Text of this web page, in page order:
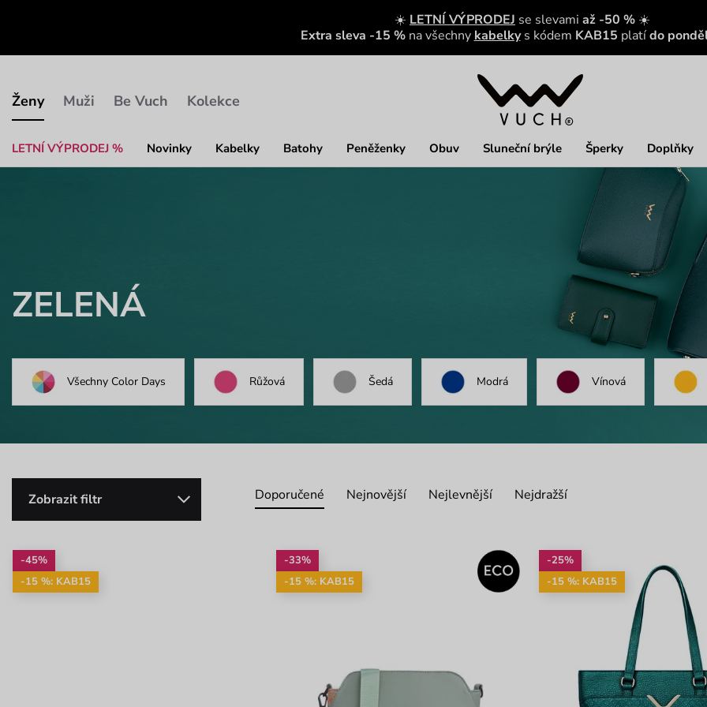
☀️ LETNÍ VÝPRODEJ se slevami až -50 % ☀️
Extra sleva -15 % na všechny kabelky s kódem KAB15 platído
Ženy
LETNÍ VÝPRODEJ % Novinky Kabelky Batohy Peněženky Obuv Sluneční brýle Šperky Doplňky
Muži Be Vuch Kolekce
ZELENÁ
Všechny Color Days Růžová Šedá Modrá Vínová
Zobrazit filtr Doporučené Nejnovější Nejlevnější Nejdražší
-45%
-15 %: KAB15
-33%
-15 %: KAB15
-25%
-15 %: KAB15